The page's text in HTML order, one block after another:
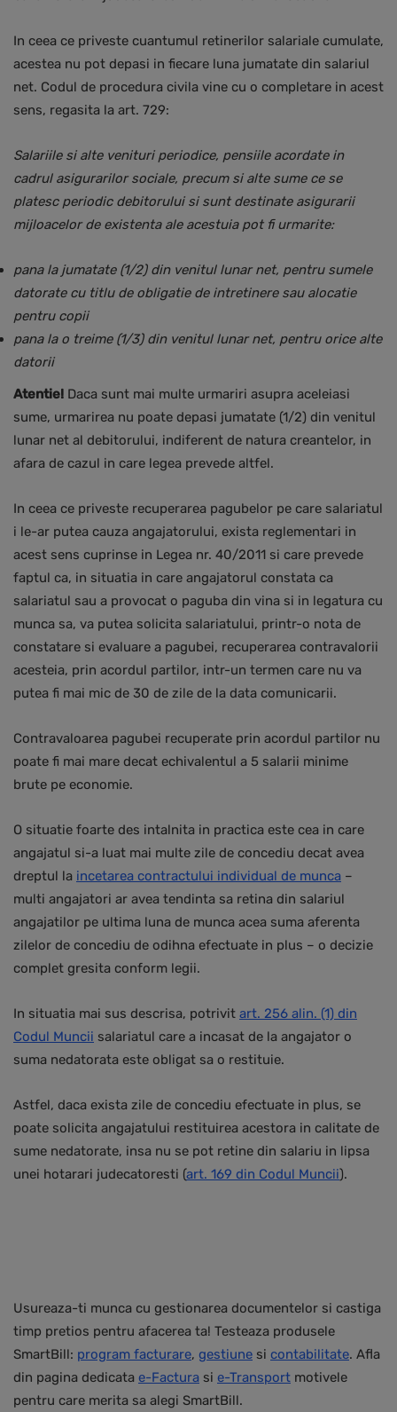
In ceea ce priveste cuantumul retinerilor salariale cumulate,
acestea nu pot depasi in fiecare luna jumatate din salariul
net. Codul de procedura civila vine cu o completare in acest
sens, regasita la art. 729:
Salariile si alte venituri periodice, pensiile acordate in
cadrul asigurarilor sociale, precum si alte sume ce se
platesc periodic debitorului si sunt destinate asigurarii
mijloacelor de existenta ale acestuia pot fi urmarite:
pana la jumatate (1/2) din venitul lunar net, pentru sumele
datorate cu titlu de obligatie de intretinere sau alocatie
pentru copii
pana la o treime (1/3) din venitul lunar net, pentru orice alte
datorii
Atentie! Daca sunt mai multe urmariri asupra aceleiasi
sume, urmarirea nu poate depasi jumatate (1/2) din venitul
lunar net al debitorului, indiferent de natura creantelor, in
afara de cazul in care legea prevede altfel.
In ceea ce priveste recuperarea pagubelor pe care salariatul
i le-ar putea cauza angajatorului, exista reglementari in
acest sens cuprinse in Legea nr. 40/2011 si care prevede
faptul ca, in situatia in care angajatorul constata ca
salariatul sau a provocat o paguba din vina si in legatura cu
munca sa, va putea solicita salariatului, printr-o nota de
constatare si evaluare a pagubei, recuperarea contravalorii
acesteia, prin acordul partilor, intr-un termen care nu va
putea fi mai mic de 30 de zile de la data comunicarii.
Contravaloarea pagubei recuperate prin acordul partilor nu
poate fi mai mare decat echivalentul a 5 salarii minime
brute pe economie.
O situatie foarte des intalnita in practica este cea in care
angajatul si-a luat mai multe zile de concediu decat avea
dreptul la incetarea contractului individual de munca –
multi angajatori ar avea tendinta sa retina din salariul
angajatilor pe ultima luna de munca acea suma aferenta
zilelor de concediu de odihna efectuate in plus – o decizie
complet gresita conform legii.
In situatia mai sus descrisa, potrivit art. 256 alin. (1) din
Codul Muncii salariatul care a incasat de la angajator o
suma nedatorata este obligat sa o restituie.
Astfel, daca exista zile de concediu efectuate in plus, se
poate solicita angajatului restituirea acestora in calitate de
sume nedatorate, insa nu se pot retine din salariu in lipsa
unei hotarari judecatoresti (art. 169 din Codul Muncii).
Usureaza-ti munca cu gestionarea documentelor si castiga
timp pretios pentru afacerea ta! Testeaza produsele
SmartBill: program facturare, gestiune si contabilitate. Afla
din pagina dedicata e-Factura si e-Transport motivele
pentru care merita sa alegi SmartBill.